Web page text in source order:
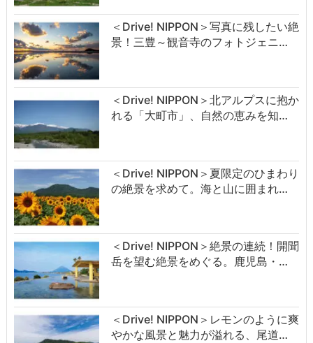
＜Drive! NIPPON＞写真に残したい絶
景！三豊～観音寺のフォトジェニ…
＜Drive! NIPPON＞北アルプスに抱か
れる「大町市」、自然の恵みを知…
＜Drive! NIPPON＞夏限定のひまわり
の絶景を求めて。海と山に囲まれ…
＜Drive! NIPPON＞絶景の連続！開聞
岳を望む絶景をめぐる。鹿児島・…
＜Drive! NIPPON＞レモンのように爽
やかな風景と魅力が溢れる、尾道…